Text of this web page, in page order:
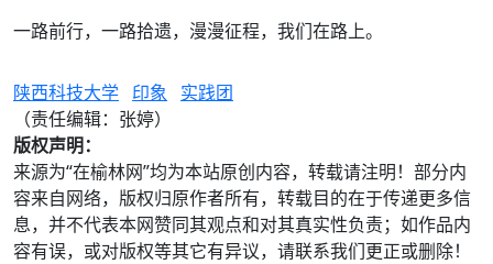
一路前行，一路拾遗，漫漫征程，我们在路上。
陕西科技大学 印象
实践团
（责任编辑：张婷）
版权声明：
来源为“在榆林网”均为本站原创内容，转载请注明！部分内
容来自网络，版权归原作者所有，转载目的在于传递更多信
息，并不代表本网赞同其观点和对其真实性负责；如作品内
容有误，或对版权等其它有异议，请联系我们更正或删除！